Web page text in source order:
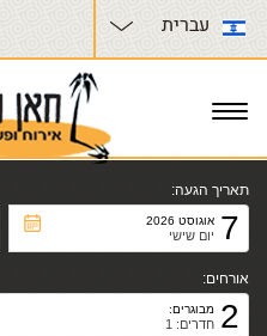
עברית
Toggle
navigation
תאריך הגעה:
7 אוגוסט 2026
יום שישי
אורחים:
2 מבוגרים:
חדרים: 1